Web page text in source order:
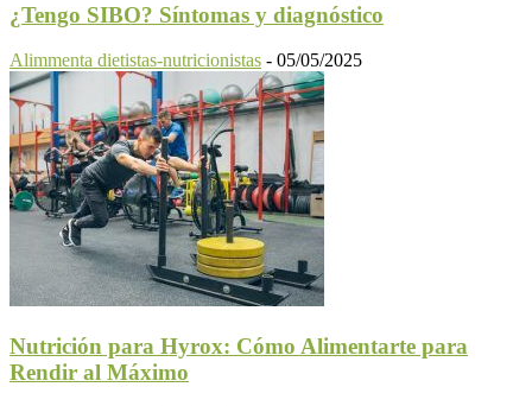
¿Tengo SIBO? Síntomas y diagnóstico
Alimmenta dietistas-nutricionistas - 05/05/2025
Nutrición para Hyrox: Cómo Alimentarte para
Rendir al Máximo